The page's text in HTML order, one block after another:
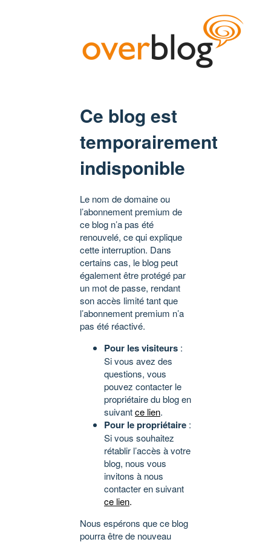
Ce blog est
temporairement
indisponible
Le nom de domaine ou
l’abonnement premium de
ce blog n’a pas été
renouvelé, ce qui explique
cette interruption. Dans
certains cas, le blog peut
également être protégé par
un mot de passe, rendant
son accès limité tant que
l’abonnement premium n’a
pas été réactivé.
Pour les visiteurs :
Si vous avez des
questions, vous
pouvez contacter le
propriétaire du blog en
suivantce lien.
Pour le propriétaire :
Si vous souhaitez
rétablir l’accès à votre
blog, nous vous
invitons à nous
contacter en suivant
ce lien.
Nous espérons que ce blog
pourra être de nouveau